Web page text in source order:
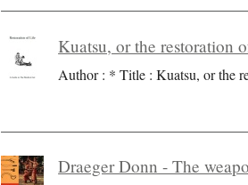
Kuatsu, or the restoration
Author : * Title : Kuatsu, or the
Draeger Donn - The